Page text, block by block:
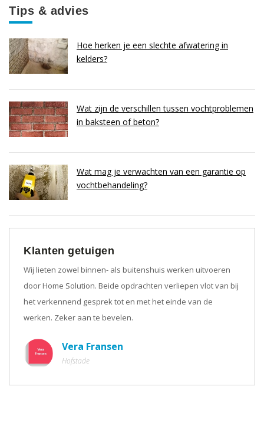
Tips & advies
Hoe herken je een slechte afwatering in
kelders?
Wat zijn de verschillen tussen vochtproblemen
in baksteen of beton?
Wat mag je verwachten van een garantie op
vochtbehandeling?
Klanten getuigen
Wij lieten zowel binnen- als buitenshuis werken uitvoeren
door Home Solution. Beide opdrachten verliepen vlot van bij
het verkennend gesprek tot en met het einde van de
werken. Zeker aan te bevelen.
Vera Fransen
Hofstade